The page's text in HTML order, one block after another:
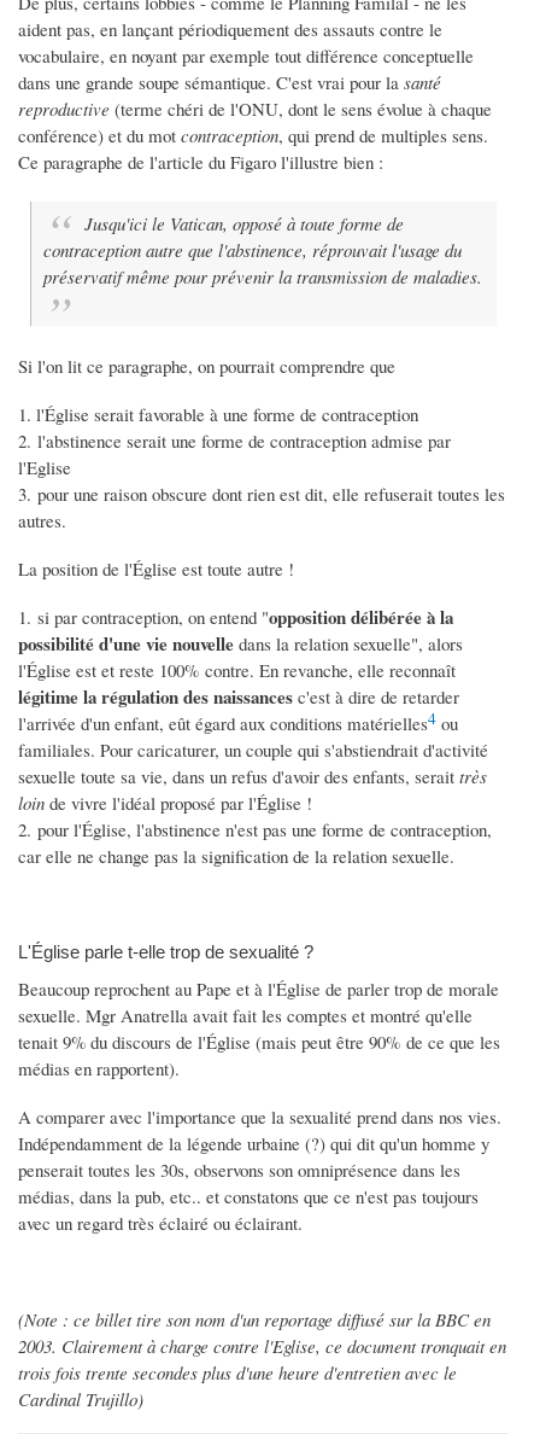
aident pas, en lançant périodiquement des assauts contre le
vocabulaire, en noyant par exemple tout différence conceptuelle
dans une grande soupe sémantique. C'est vrai pour la santé
reproductive (terme chéri de l'ONU, dont le sens évolue à chaque
conférence) et du mot contraception, qui prend de multiples sens.
Ce paragraphe de l'article du Figaro l'illustre bien :
Jusqu'ici le Vatican, opposé à toute forme de
contraception autre que l'abstinence, réprouvait l'usage du
préservatif même pour prévenir la transmission de maladies.
Si l'on lit ce paragraphe, on pourrait comprendre que
1. l'Église serait favorable à une forme de contraception
2. l'abstinence serait une forme de contraception admise par
l'Eglise
3. pour une raison obscure dont rien est dit, elle refuserait toutes les
autres.
La position de l'Église est toute autre !
1. si par contraception, on entend "opposition délibérée à la
possibilité d'une vie nouvelle dans la relation sexuelle", alors
l'Église est et reste 100% contre. En revanche, elle reconnaît
légitime la régulation des naissances c'est à dire de retarder
l'arrivée d'un enfant, eût égard aux conditions matérielles4 ou
familiales. Pour caricaturer, un couple qui s'abstiendrait d'activité
sexuelle toute sa vie, dans un refus d'avoir des enfants, serait très
loin de vivre l'idéal proposé par l'Église !
2. pour l'Église, l'abstinence n'est pas une forme de contraception,
car elle ne change pas la signification de la relation sexuelle.
L'Église parle t-elle trop de sexualité ?
Beaucoup reprochent au Pape et à l'Église de parler trop de morale
sexuelle. Mgr Anatrella avait fait les comptes et montré qu'elle
tenait 9% du discours de l'Église (mais peut être 90% de ce que les
médias en rapportent).
A comparer avec l'importance que la sexualité prend dans nos vies.
Indépendamment de la légende urbaine (?) qui dit qu'un homme y
penserait toutes les 30s, observons son omniprésence dans les
médias, dans la pub, etc.. et constatons que ce n'est pas toujours
avec un regard très éclairé ou éclairant.
(Note : ce billet tire son nom d'un reportage diffusé sur la BBC en
2003. Clairement à charge contre l'Eglise, ce document tronquait en
trois fois trente secondes plus d'une heure d'entretien avec le
Cardinal Trujillo)